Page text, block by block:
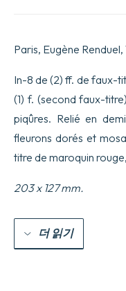
Paris, Eugène Renduel,
In-8 de (2) ff. de faux-
(1) f. (second faux-
piqûres. Relié en
fleurons dorés et
titre de maroquin
203 x 127 mm.
더 읽기